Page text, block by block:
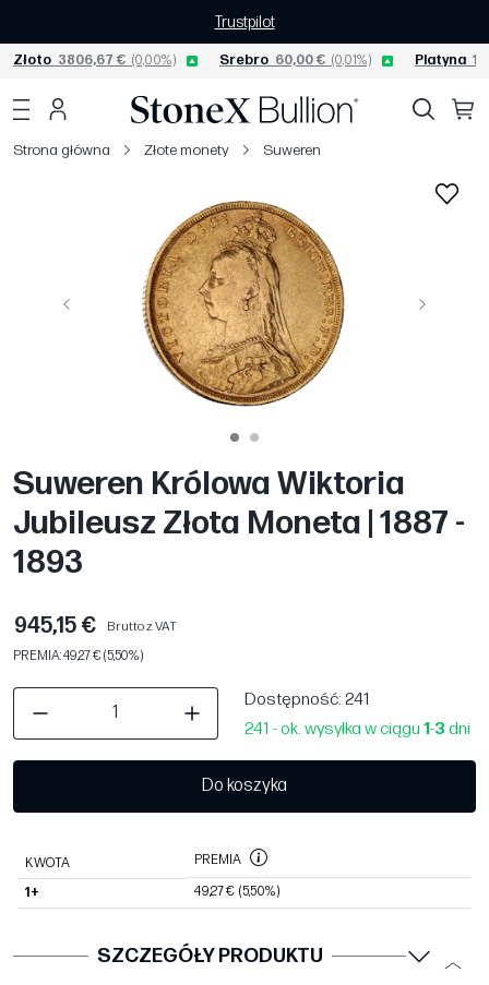
Trustpilot
Złoto 3806,67 € (0,00%) Srebro 60,00 € (0,01%) Platyna
Strona główna Złote monety Suweren
Poprzedni Następny
Suweren Królowa Wiktoria
Jubileusz Złota Moneta | 1887 -
1893
945,15 €
Brutto z VAT
PREMIA: 49,27 € (5,50%)
Dostępność: 241
241 - ok. wysyłka w ciągu 1-3 dni
Do koszyka
KWOTA PREMIA
1+ 49,27 € (5,50%)
SZCZEGÓŁY PRODUKTU